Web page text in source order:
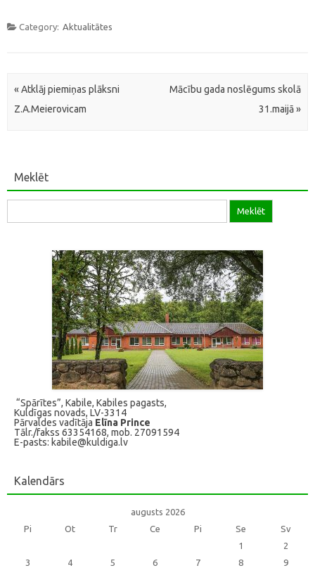
Category: Aktualitātes
Post navigation
«Atklāj piemiņas plāksni
Z.A.Meierovicam
Mācību gada noslēgums skolā
31.maijā»
Meklēt
“Spārītes”, Kabile, Kabiles pagasts,
Kuldīgas novads, LV-3314
Pārvaldes vadītāja Elīna Prince
Tālr./fakss 63354168, mob. 27091594
E-pasts: kabile@kuldiga.lv
Kalendārs
augusts 2026
Pi
Ot Tr Ce Pi Se
Sv
1
2
3
4 5 6 7 8
9